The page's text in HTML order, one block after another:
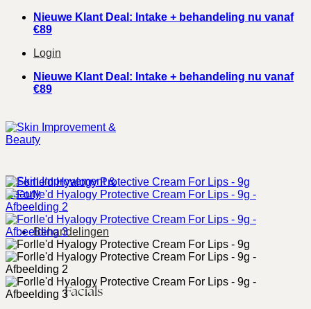
Nieuwe Klant Deal: Intake + behandeling nu vanaf
€89
Login
Nieuwe Klant Deal: Intake + behandeling nu vanaf
€89
Behandelingen
Facials